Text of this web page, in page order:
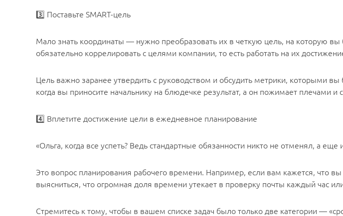
3️⃣ Поставьте SMART-цель
Мало знать координаты — нужно преобразовать их в четкую цель, на которую
обязательно коррелировать с целями компании, то есть работать на их
Цель важно заранее утвердить с руководством и обсудить метрики, которыми вы
когда вы приносите начальнику на блюдечке результат, а он пожимает плечами и
4️⃣ Вплетите достижение цели в ежедневное планирование
«Ольга, когда все успеть? Ведь стандартные обязанности никто не отменял, а
Это вопрос планирования рабочего времени. Например, если вам кажется, что
выясниться, что огромная доля времени утекает в проверку почты каждый час
Стремитесь к тому, чтобы в вашем списке задач было только две категории —